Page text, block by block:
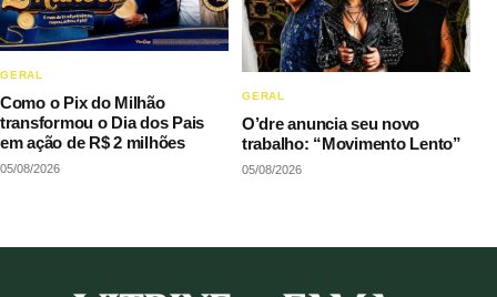
GERAL
Como o Pix do Milhão
transformou o Dia dos Pais
em ação de R$ 2 milhões
05/08/2026
GERAL
O’dre anuncia seu novo
trabalho: “Movimento Lento”
05/08/2026